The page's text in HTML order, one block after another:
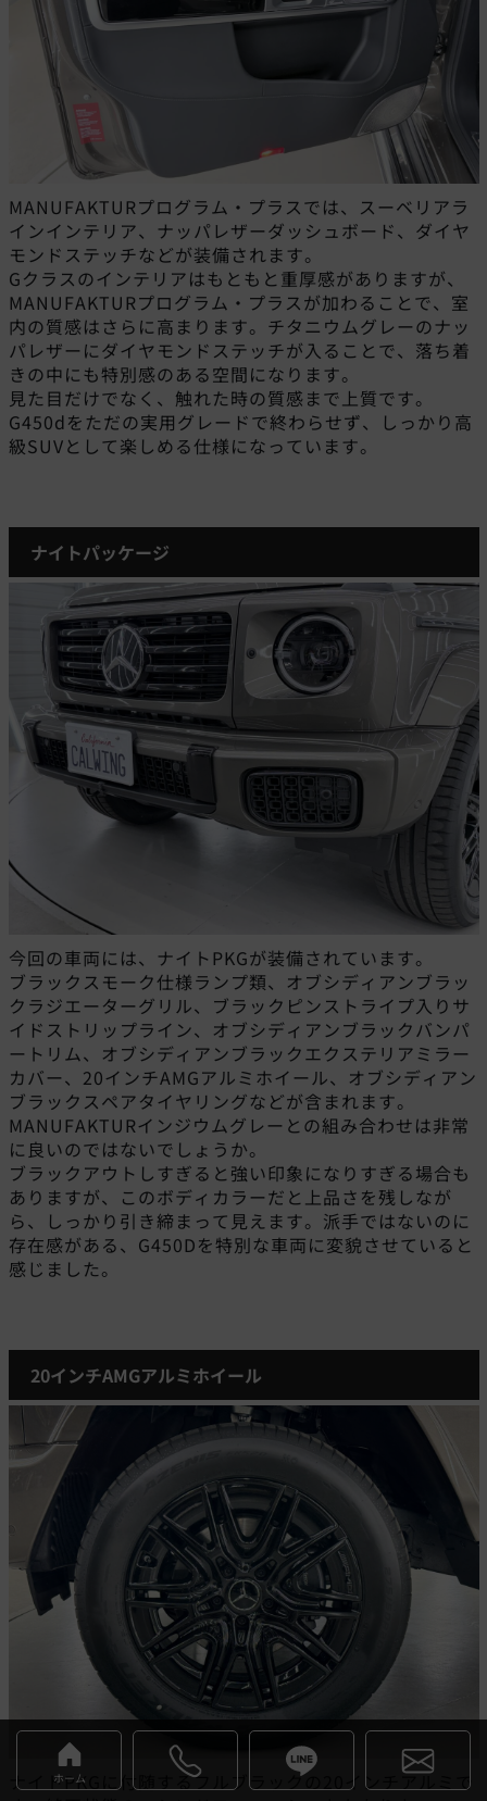
ホーム
MANUFAKTURプログラム・プラスでは、スーベリアラ
インインテリア、ナッパレザーダッシュボード、ダイヤ
モンドステッチなどが装備されます。
Gクラスのインテリアはもともと重厚感がありますが、
MANUFAKTURプログラム・プラスが加わることで、室
内の質感はさらに高まります。チタニウムグレーのナッ
パレザーにダイヤモンドステッチが入ることで、落ち着
きの中にも特別感のある空間になります。
見た目だけでなく、触れた時の質感まで上質です。
G450dをただの実用グレードで終わらせず、しっかり高
級SUVとして楽しめる仕様になっています。
ナイトパッケージ
今回の車両には、ナイトPKGが装備されています。
ブラックスモーク仕様ランプ類、オブシディアンブラッ
クラジエーターグリル、ブラックピンストライプ入りサ
イドストリップライン、オブシディアンブラックバンパ
ートリム、オブシディアンブラックエクステリアミラー
カバー、20インチAMGアルミホイール、オブシディアン
ブラックスペアタイヤリングなどが含まれます。
MANUFAKTURインジウムグレーとの組み合わせは非常
に良いのではないでしょうか。
ブラックアウトしすぎると強い印象になりすぎる場合も
ありますが、このボディカラーだと上品さを残しなが
ら、しっかり引き締まって見えます。派手ではないのに
存在感がある、G450Dを特別な車両に変貌させていると
感じました。
20インチAMGアルミホイール
ナイトPKGに付随するフルブラックの20インチアルミで